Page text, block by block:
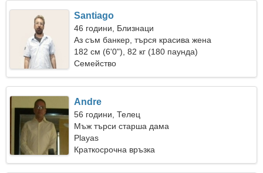
Santiago
46 години, Близнаци
Аз съм банкер, търся красива жена
182 см (6'0"), 82 кг (180 паунда)
Семейство
Andre
56 години, Телец
Мъж търси старша дама
Playas
Краткосрочна връзка